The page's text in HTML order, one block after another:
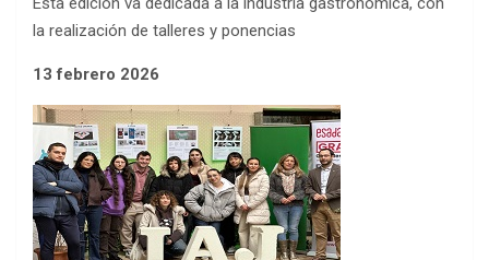
la realización de talleres y ponencias
13 febrero 2026